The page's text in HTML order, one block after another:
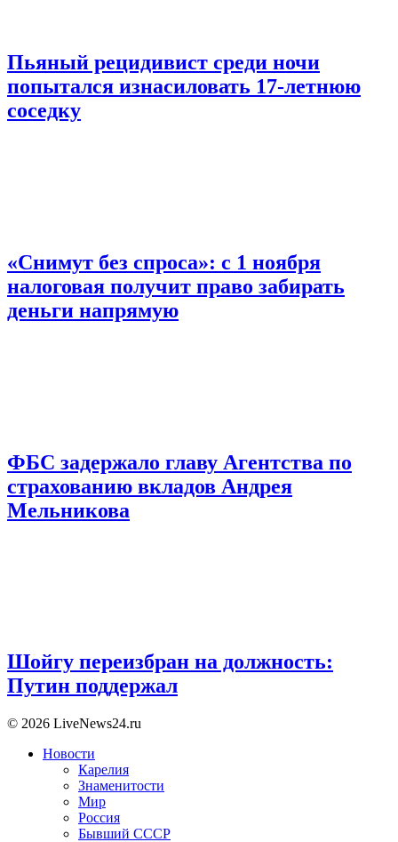
Пьяный рецидивист среди ночи
попытался изнасиловать 17-летнюю
соседку
«Снимут без спроса»: с 1 ноября
налоговая получит право забирать
деньги напрямую
ФБС задержало главу Агентства по
страхованию вкладов Андрея
Мельникова
Шойгу переизбран на должность:
Путин поддержал
© 2026 LiveNews24.ru
Новости
Карелия
Знаменитости
Мир
Россия
Бывший СССР